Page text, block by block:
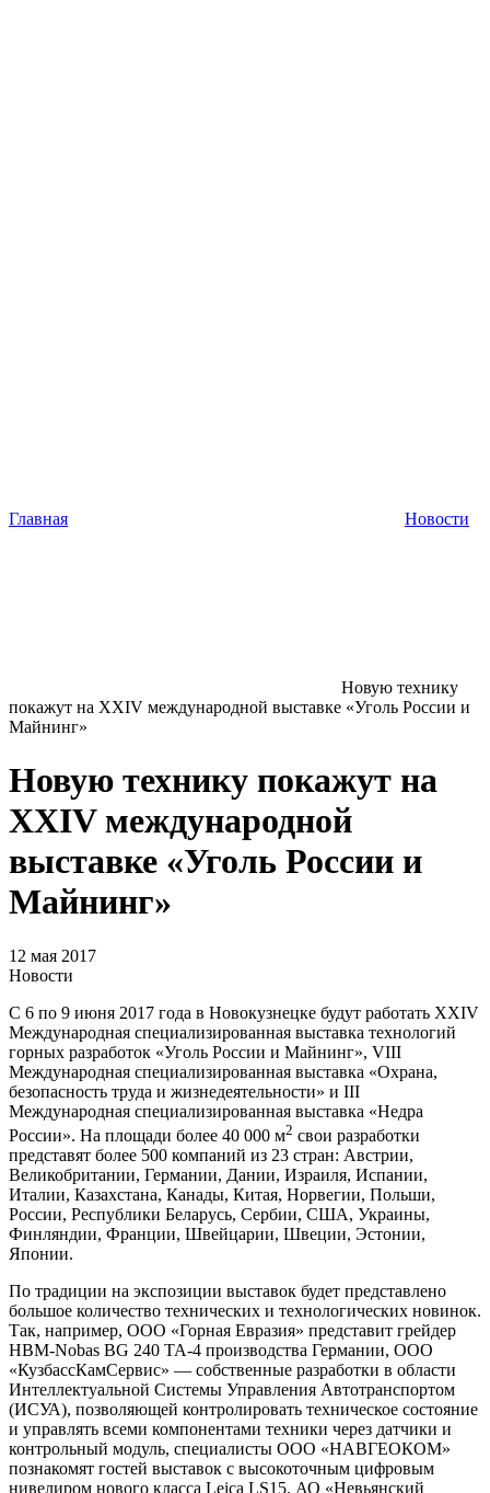
Главная Новости
Новую технику
покажут на XXIV международной выставке «Уголь России и
Майнинг»
Новую технику покажут на
XXIV международной
выставке «Уголь России и
Майнинг»
12 мая 2017
Новости
С 6 по 9 июня 2017 года в Новокузнецке будут работать XXIV
Международная специализированная выставка технологий
горных разработок «Уголь России и Майнинг», VIII
Международная специализированная выставка «Охрана,
безопасность труда и жизнедеятельности» и III
Международная специализированная выставка «Недра
России». На площади более 40 000 м2 свои разработки
представят более 500 компаний из 23 стран: Австрии,
Великобритании, Германии, Дании, Израиля, Испании,
Италии, Казахстана, Канады, Китая, Норвегии, Польши,
России, Республики Беларусь, Сербии, США, Украины,
Финляндии, Франции, Швейцарии, Швеции, Эстонии,
Японии.
По традиции на экспозиции выставок будет представлено
большое количество технических и технологических новинок.
Так, например, ООО «Горная Евразия» представит грейдер
HBM-Nobas BG 240 TA-4 производства Германии, ООО
«КузбассКамСервис» — собственные разработки в области
Интеллектуальной Системы Управления Автотранспортом
(ИСУА), позволяющей контролировать техническое состояние
и управлять всеми компонентами техники через датчики и
контрольный модуль, специалисты ООО «НАВГЕОКОМ»
познакомят гостей выставок с высокоточным цифровым
нивелиром нового класса Leica LS15, АО «Невьянский